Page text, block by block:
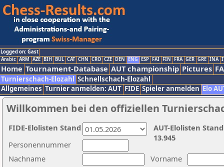
Logged on: Gast
Arabic ARM AZE BIH BUL CAT CHN CRO CZE DEN ENG ESP FAI FIN FRA GER GRE INA
Home Tournament-Database AUT championship Pictures
Turnierschach-Elozahl Schnellschach-Elozahl
Allgemeines Turnier anmelden: AUT FIDE Spieler anmelden Elo
Willkommen bei den offiziellen
Nachname
Vorname
Personennummer
AUT-Elolisten
13.945
FIDE-Elolisten Stand